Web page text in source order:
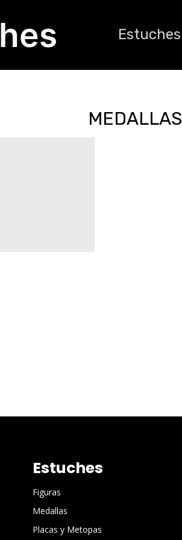
Estuches
MEDALLAS
Estuches
Figuras
Medallas
Placas y Metopas